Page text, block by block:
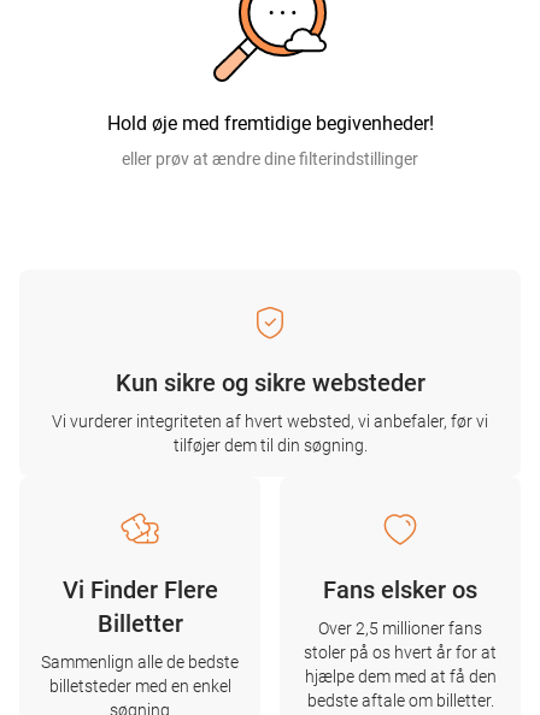
Hold øje med fremtidige begivenheder!
eller prøv at ændre dine filterindstillinger
Kun sikre og sikre websteder
Vi vurderer integriteten af ​​hvert websted, vi anbefaler, før vi
tilføjer dem til din søgning.
Vi Finder Flere
Billetter
Sammenlign alle de bedste
billetsteder med en enkel
søgning
Fans elsker os
Over 2,5 millioner fans
stoler på os hvert år for at
hjælpe dem med at få den
bedste aftale om billetter.